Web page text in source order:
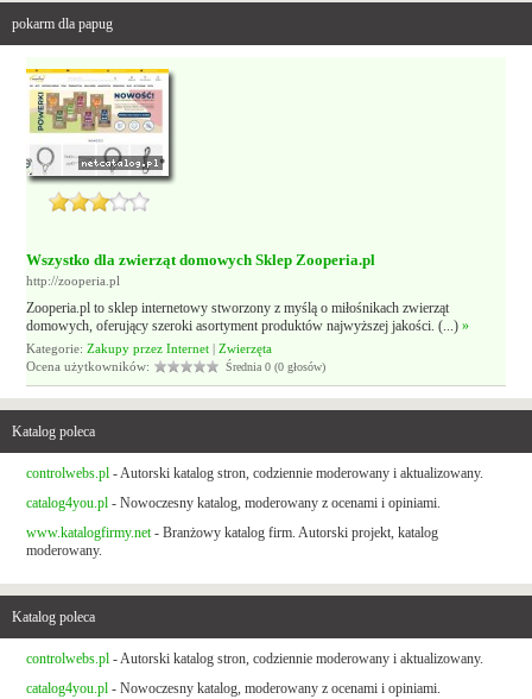
pokarm dla papug
Wszystko dla zwierząt domowych Sklep Zooperia.pl
http://zooperia.pl
Zooperia.pl to sklep internetowy stworzony z myślą o miłośnikach zwierząt
domowych, oferujący szeroki asortyment produktów najwyższej jakości. (...)»
Kategorie:Zakupy przez Internet |Zwierzęta
Ocena użytkowników:
Średnia 0 (0 głosów)
Katalog poleca
controlwebs.pl - Autorski katalog stron, codziennie moderowany i aktualizowany.
catalog4you.pl - Nowoczesny katalog, moderowany z ocenami i opiniami.
www.katalogfirmy.net - Branżowy katalog firm. Autorski projekt, katalog
moderowany.
Katalog poleca
controlwebs.pl - Autorski katalog stron, codziennie moderowany i aktualizowany.
catalog4you.pl - Nowoczesny katalog, moderowany z ocenami i opiniami.